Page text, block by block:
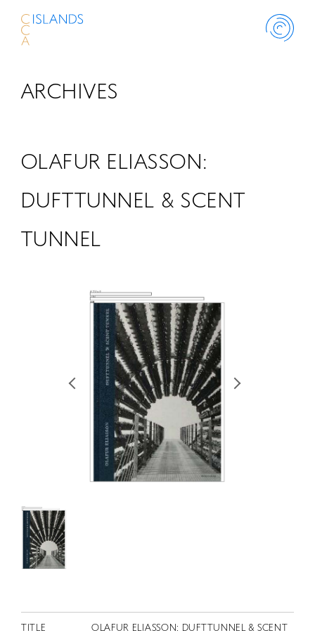
ABOUT
LIBRARY
コンサート
出演者
スカラシップ受賞者
ARCHIVES
OLAFUR ELIASSON:
DUFTTUNNEL & SCENT
TUNNEL
TITLE
OLAFUR ELIASSON: DUFTTUNNEL & SCENT